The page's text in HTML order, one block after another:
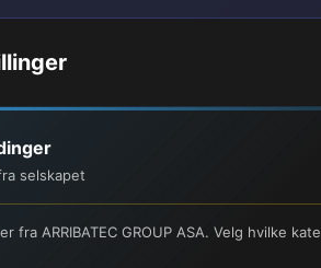
selskapet
fra ARRIBATEC GROUP ASA. Velg hvilke